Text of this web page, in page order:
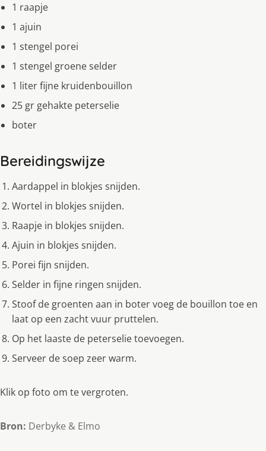
1 raapje
1 ajuin
1 stengel porei
1 stengel groene selder
1 liter fijne kruidenbouillon
25 gr gehakte peterselie
boter
Bereidingswijze
Aardappel in blokjes snijden.
Wortel in blokjes snijden.
Raapje in blokjes snijden.
Ajuin in blokjes snijden.
Porei fijn snijden.
Selder in fijne ringen snijden.
Stoof de groenten aan in boter voeg de bouillon toe en
laat op een zacht vuur pruttelen.
Op het laaste de peterselie toevoegen.
Serveer de soep zeer warm.
Klik op foto om te vergroten.
Bron: Derbyke & Elmo